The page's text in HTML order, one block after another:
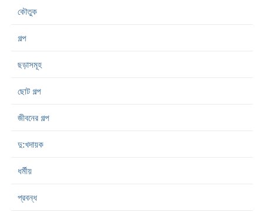
কৌতুক
গল্প
ছড়াসমূহ
ছোট গল্প
জীবনের গল্প
দু:খদায়ক
ধর্মীয়
প্রবন্ধ